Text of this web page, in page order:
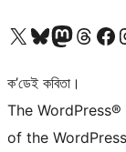
আমাৰ X (আগৰ Twitter) একাউণ্টলৈ যাওকআমাৰ Bluesky একাউণ্টলৈ যাওকআমাৰ Mastodon একাউণ্টলৈ যাওকআমাৰ Threads একাউণ্টলৈ যাওক
আমাৰ Facebook
ক’ডেই কবিতা।
The
of the